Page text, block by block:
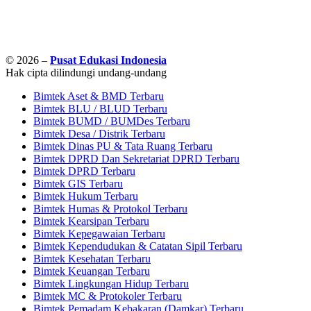
© 2026 – Pusat Edukasi Indonesia
Hak cipta dilindungi undang-undang
Bimtek Aset & BMD Terbaru
Bimtek BLU / BLUD Terbaru
Bimtek BUMD / BUMDes Terbaru
Bimtek Desa / Distrik Terbaru
Bimtek Dinas PU & Tata Ruang Terbaru
Bimtek DPRD Dan Sekretariat DPRD Terbaru
Bimtek DPRD Terbaru
Bimtek GIS Terbaru
Bimtek Hukum Terbaru
Bimtek Humas & Protokol Terbaru
Bimtek Kearsipan Terbaru
Bimtek Kepegawaian Terbaru
Bimtek Kependudukan & Catatan Sipil Terbaru
Bimtek Kesehatan Terbaru
Bimtek Keuangan Terbaru
Bimtek Lingkungan Hidup Terbaru
Bimtek MC & Protokoler Terbaru